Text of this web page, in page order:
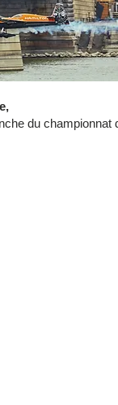
du championnat